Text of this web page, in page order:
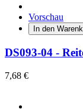
Vorschau
In den
DS093-04 -
7,68 €